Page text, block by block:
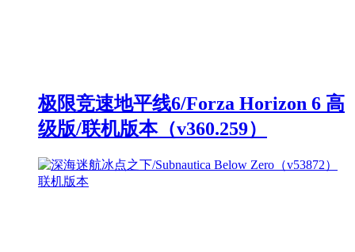
极限竞速地平线6/Forza Horizon 6 高
级版/联机版本（v360.259）